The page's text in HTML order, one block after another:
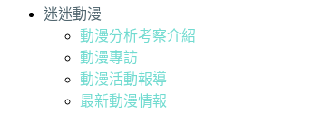
迷迷動漫
動漫分析考察介紹
動漫專訪
動漫活動報導
最新動漫情報